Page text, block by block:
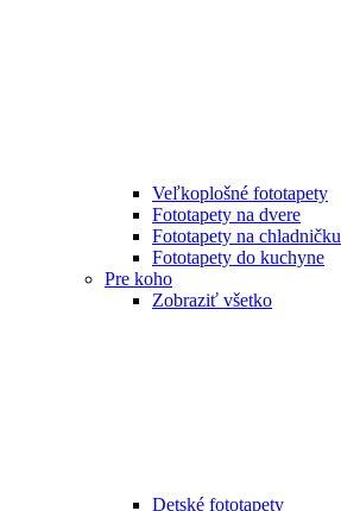
Veľkoplošné fototapety
Fototapety na dvere
Fototapety na chladničku
Fototapety do kuchyne
Pre koho
Zobraziť všetko
Detské fototapety